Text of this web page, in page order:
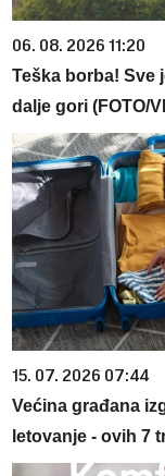
06. 08. 2026 11:20
Teška borba! Sve
dalje gori (FOTO/
15. 07. 2026 07:44
Većina građana
letovanje - ovih 7